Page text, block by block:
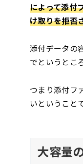
によって添付
け取りを拒否
添付データの
でというとこ
つまり添付フ
いということ
大容量